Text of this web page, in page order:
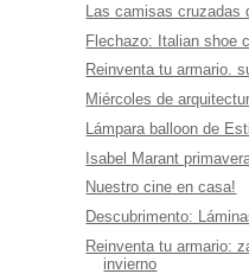
Las camisas cruzadas
Flechazo: Italian shoe
Reinventa tu armario.
Miércoles de
Lámpara balloon de
Isabel Marant
Nuestro cine en casa!
Descubrimento:
Reinventa tu armario:
invierno